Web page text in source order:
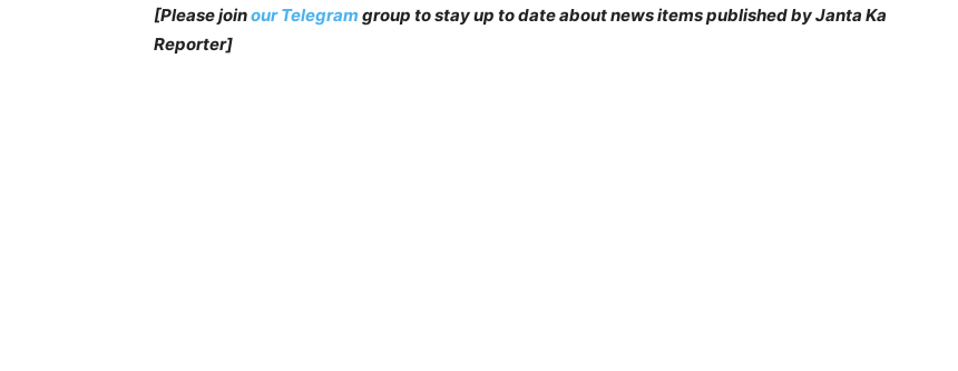
[Please joinour Telegram group to stay up to date about news items published by Janta Ka
Reporter]